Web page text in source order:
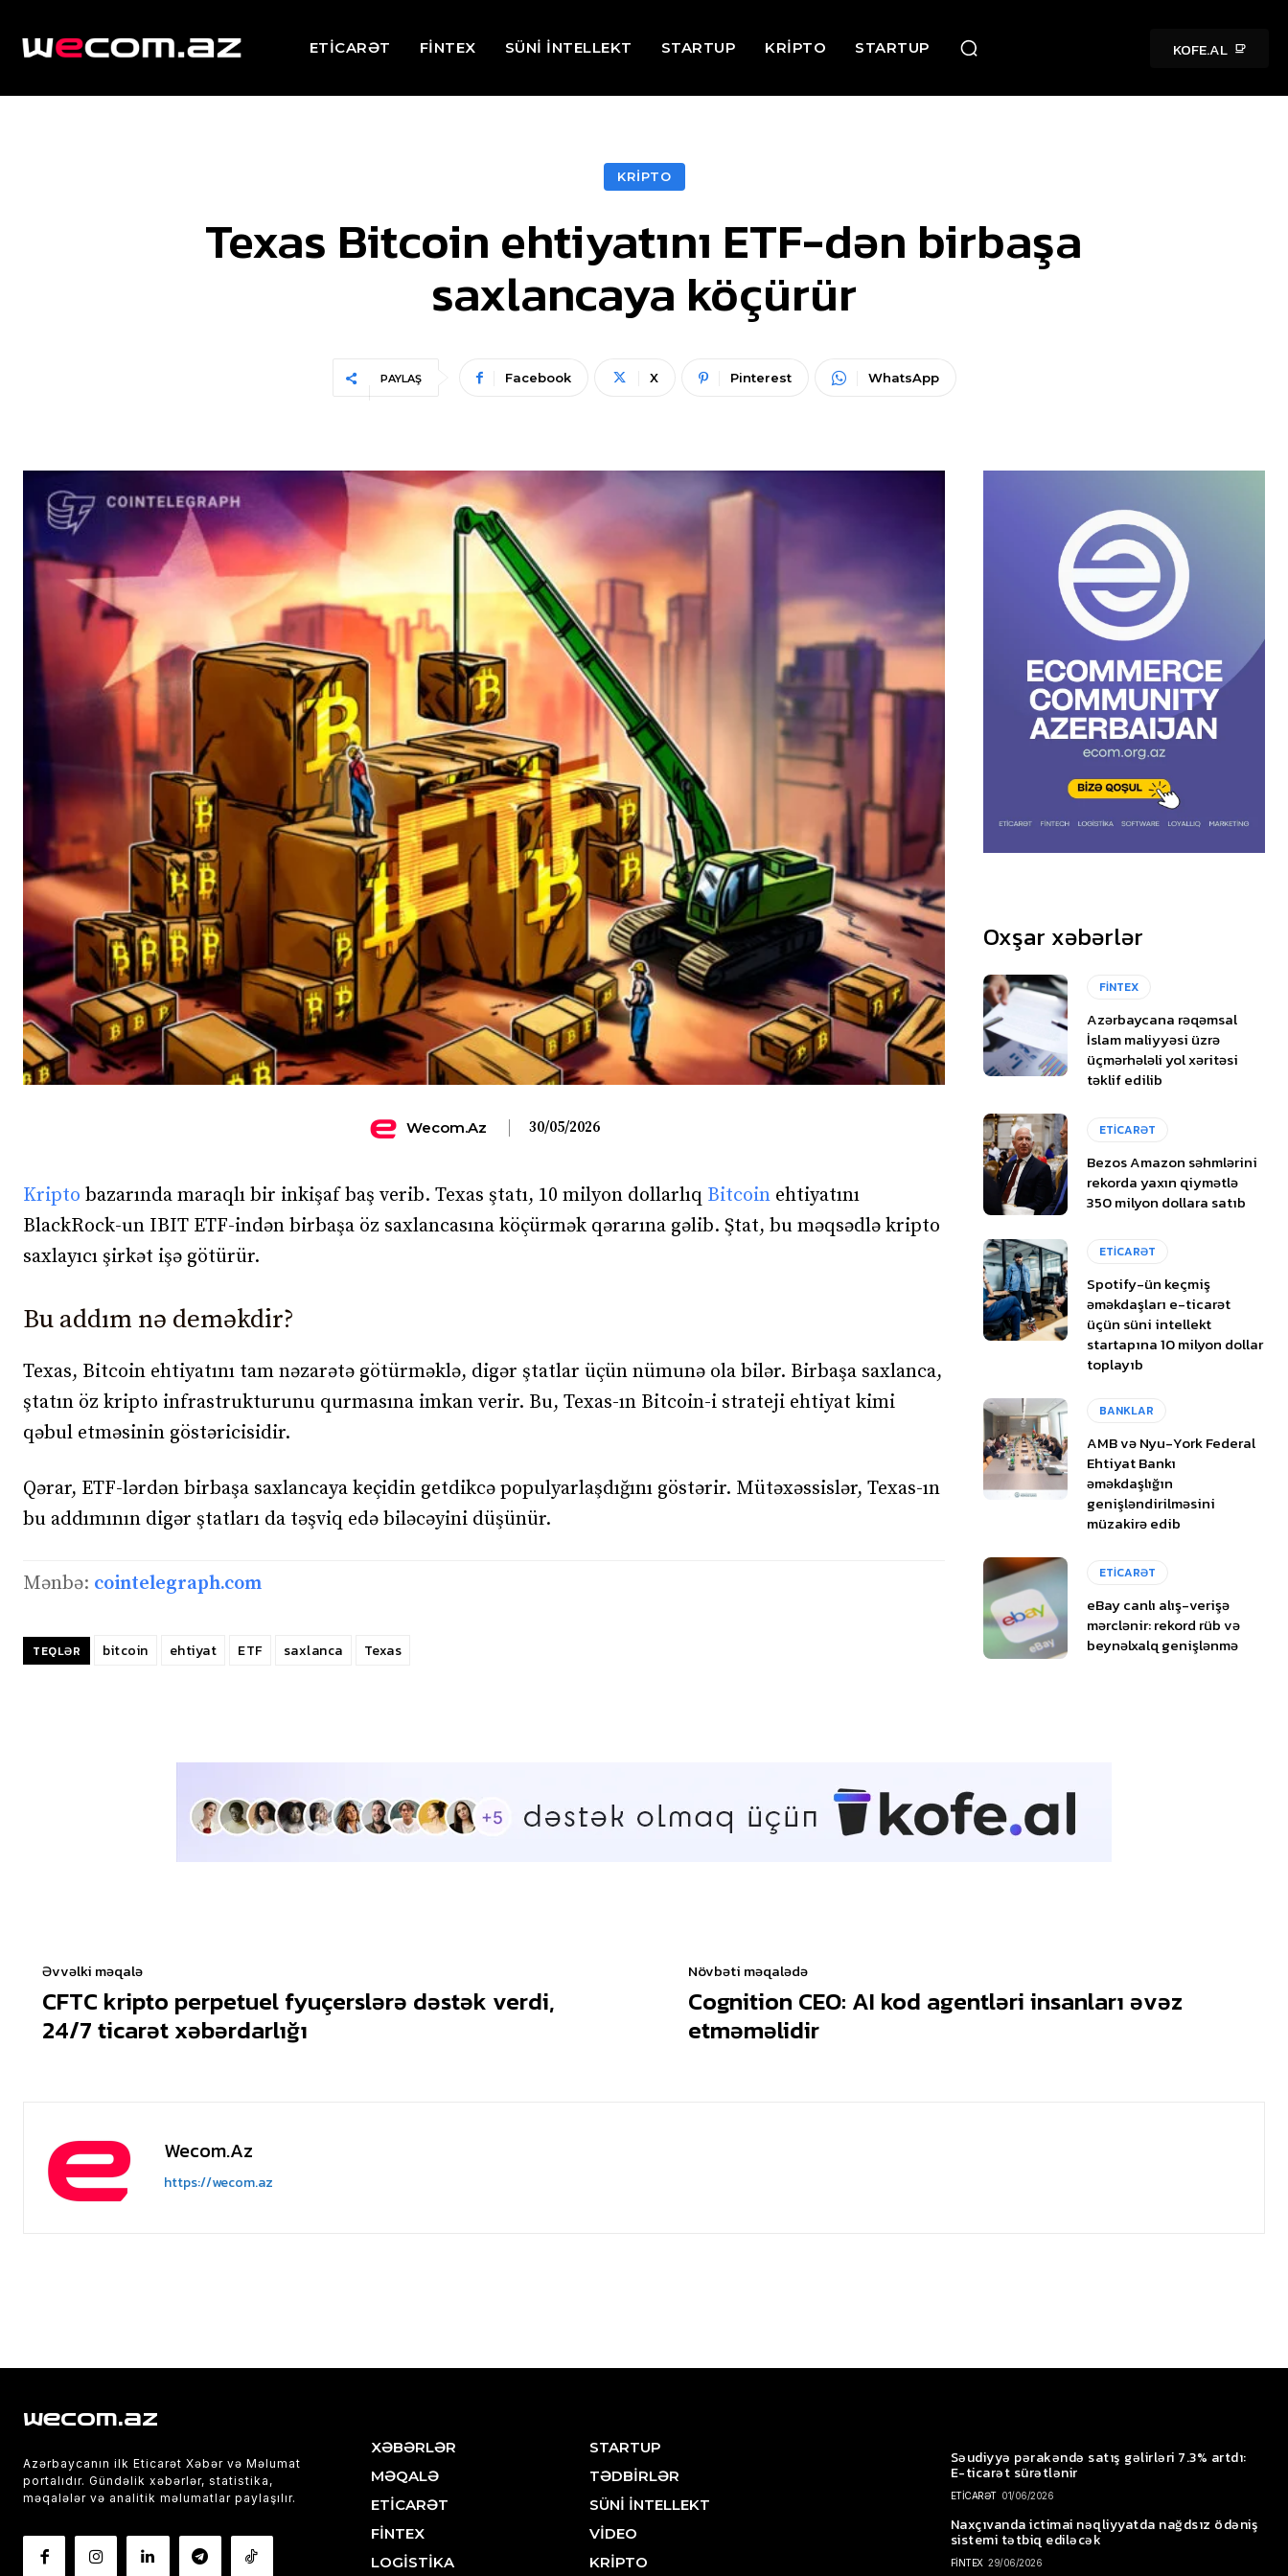
ETİCARƏT FİNTEX SÜNİ İNTELLEKT STARTUP KRİPTO STARTUP KOFE.AL
KRİPTO
Texas Bitcoin ehtiyatını ETF-dən birbaşa
saxlancaya köçürür
PAYLAŞ Facebook X Pinterest WhatsApp
Wecom.az 30/05/2026
Kripto bazarında maraqlı bir inkişaf baş verib. Texas ştatı, 10 milyon dollarlıq Bitcoin ehtiyatını
BlackRock-un IBIT ETF-indən birbaşa öz saxlancasına köçürmək qərarına gəlib. Ştat, bu məqsədlə kripto
saxlayıcı şirkət işə götürür.
Bu addım nə deməkdir?
Texas, Bitcoin ehtiyatını tam nəzarətə götürməklə, digər ştatlar üçün nümunə ola bilər. Birbaşa saxlanca,
ştatın öz kripto infrastrukturunu qurmasına imkan verir. Bu, Texas-ın Bitcoin-i strateji ehtiyat kimi
qəbul etməsinin göstəricisidir.
Qərar, ETF-lərdən birbaşa saxlancaya keçidin getdikcə populyarlaşdığını göstərir. Mütəxəssislər, Texas-ın
bu addımının digər ştatları da təşviq edə biləcəyini düşünür.
Mənbə: cointelegraph.com
TEQLƏR bitcoin ehtiyat ETF saxlanca Texas
Oxşar xəbərlər
FİNTEX
Azərbaycana rəqəmsal
İslam maliyyəsi üzrə
üçmərhələli yol xəritəsi
təklif edilib
ETİCARƏT
Bezos Amazon səhmlərini
rekorda yaxın qiymətlə
350 milyon dollara satıb
ETİCARƏT
Spotify-ün keçmiş
əməkdaşları e-ticarət
üçün süni intellekt
startapına 10 milyon dollar
toplayıb
BANKLAR
AMB və Nyu-York Federal
Ehtiyat Bankı
əməkdaşlığın
genişləndirilməsini
müzakirə edib
ETİCARƏT
eBay canlı alış-verişə
mərclənir: rekord rüb və
beynəlxalq genişlənmə
Əvvəlki məqalə
CFTC kripto perpetuel fyuçerslərə dəstək verdi,
24/7 ticarət xəbərdarlığı
Növbəti məqalədə
Cognition CEO: AI kod agentləri insanları əvəz
etməməlidir
Wecom.az
https://wecom.az
wecom.az
Azərbaycanın ilk Eticarət Xəbər və Məlumat
portalıdır. Gündəlik xəbərlər, statistika,
məqalələr və analitik məlumatlar paylaşılır.
XƏBƏRLƏR
MƏQALƏ
ETİCARƏT
FİNTEX
LOGİSTİKA
STARTUP
TƏDBİRLƏR
SÜNİ İNTELLEKT
VİDEO
KRİPTO
Səudiyyə pərakəndə satış gəlirləri 7.3% artdı:
E-ticarət sürətlənir
ETİCARƏT 01/06/2026
Naxçıvanda ictimai nəqliyyatda nağdsız ödəniş
sistemi tətbiq ediləcək
FİNTEX 29/06/2026